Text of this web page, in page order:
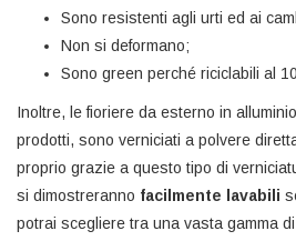
Sono resistenti agli urti ed ai
Non si deformano;
Sono green perché riciclabili al
Inoltre, le fioriere da esterno in
prodotti, sono verniciati a polvere
proprio grazie a questo tipo di
si dimostreranno facilmente lavabili
potrai scegliere tra una vasta gamma